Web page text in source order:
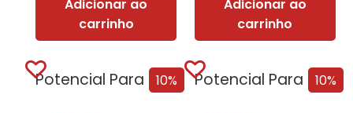
Adicionar ao
carrinho
Adicionar ao
carrinho
10%
Potencial Para Matar 10%
Potencial Para Matar + Oferta Pacto Mortal